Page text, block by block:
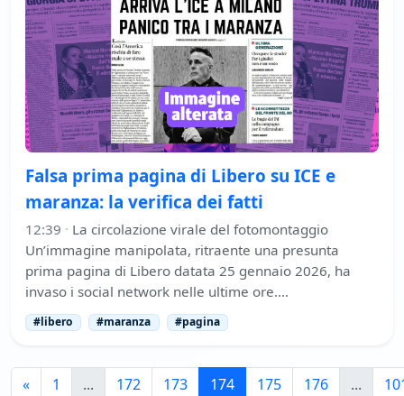
Falsa prima pagina di Libero su ICE e
maranza: la verifica dei fatti
12:39 · La circolazione virale del fotomontaggio
Un’immagine manipolata, ritraente una presunta
prima pagina di Libero datata 25 gennaio 2026, ha
invaso i social network nelle ultime ore.…
#libero #maranza #pagina
« 1 ... 172 173 174 175 176 ...